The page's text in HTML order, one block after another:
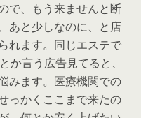
で、もう来ませんと断
あと少しなのに、と店
れます。同じエステで
か言う広告見てると、
みます。医療機関での
っかくここまで来たの